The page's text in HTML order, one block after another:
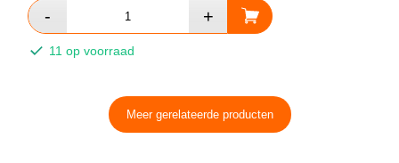
11 op voorraad
Meer gerelateerde producten